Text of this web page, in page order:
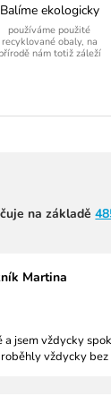
Balíme ekologicky
používáme použité
recyklované obaly, na
nám totiž záleží
na základě
Martina
jsem vždycky
vždycky